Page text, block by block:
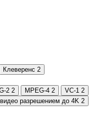
Клеверенс 2
2 2 MPEG-4 2 VC-1 2
разрешением до 4K 2